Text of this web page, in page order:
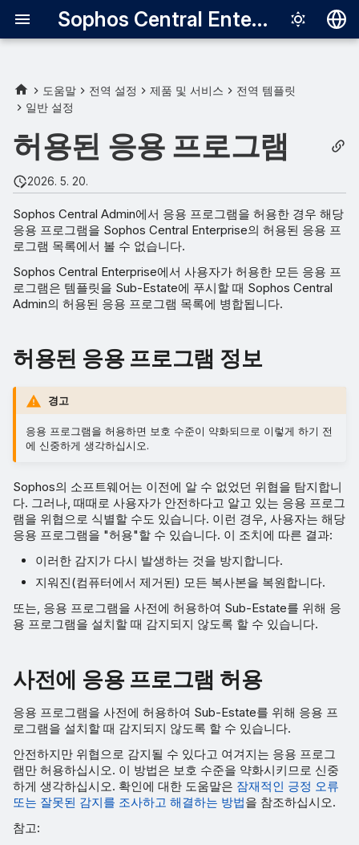
Sophos Central Enterprise
English
Français
한국어
中文（繁體）
허용된 응용 프로그램 정보
사전에 응용 프로그램 허용
허용된 응용 프로그램의 세부
정보 편집
응용 프로그램 감지 다시 시작
도움말 전역 설정 제품 및 서비스
전역 템플릿
일반 설정
허용된 응용 프로그램
2026. 5. 20.
Sophos Central Admin에서 응용 프로그램을 허용한 경우 해당
응용 프로그램을 Sophos Central Enterprise의 허용된 응용 프
로그램 목록에서 볼 수 없습니다.
Sophos Central Enterprise에서 사용자가 허용한 모든 응용 프
로그램은 템플릿을 Sub-Estate에 푸시할 때 Sophos Central
Admin의 허용된 응용 프로그램 목록에 병합됩니다.
허용된 응용 프로그램 정보
경고
응용 프로그램을 허용하면 보호 수준이 약화되므로 이렇게 하기 전
에 신중하게 생각하십시오.
Sophos의 소프트웨어는 이전에 알 수 없었던 위협을 탐지합니
다. 그러나, 때때로 사용자가 안전하다고 알고 있는 응용 프로그
램을 위협으로 식별할 수도 있습니다. 이런 경우, 사용자는 해당
응용 프로그램을 "허용"할 수 있습니다. 이 조치에 따른 결과:
이러한 감지가 다시 발생하는 것을 방지합니다.
지워진(컴퓨터에서 제거된) 모든 복사본을 복원합니다.
또는, 응용 프로그램을 사전에 허용하여 Sub-Estate를 위해 응
용 프로그램을 설치할 때 감지되지 않도록 할 수 있습니다.
사전에 응용 프로그램 허용
응용 프로그램을 사전에 허용하여 Sub-Estate를 위해 응용 프
로그램을 설치할 때 감지되지 않도록 할 수 있습니다.
안전하지만 위협으로 감지될 수 있다고 여겨지는 응용 프로그
램만 허용하십시오. 이 방법은 보호 수준을 약화시키므로 신중
하게 생각하십시오. 확인에 대한 도움말은 잠재적인 긍정 오류
또는 잘못된 감지를 조사하고 해결하는 방법을 참조하십시오.
참고: